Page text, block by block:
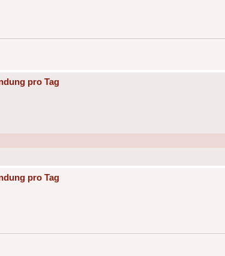
pro Tag
pro Tag